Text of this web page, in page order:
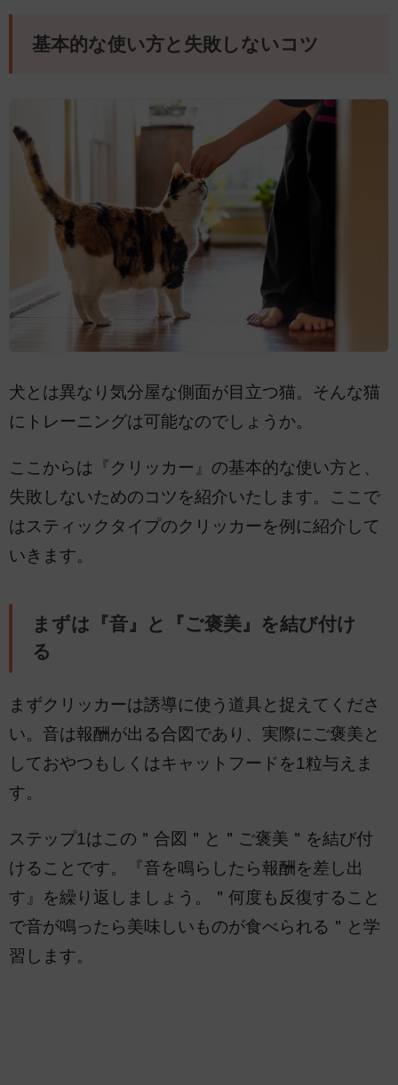
基本的な使い方と失敗しないコツ
犬とは異なり気分屋な側面が目立つ猫。そんな猫
にトレーニングは可能なのでしょうか。
ここからは『クリッカー』の基本的な使い方と、
失敗しないためのコツを紹介いたします。ここで
はスティックタイプのクリッカーを例に紹介して
いきます。
まずは『音』と『ご褒美』を結び付け
る
まずクリッカーは誘導に使う道具と捉えてくださ
い。音は報酬が出る合図であり、実際にご褒美と
しておやつもしくはキャットフードを1粒与えま
す。
ステップ1はこの＂合図＂と＂ご褒美＂を結び付
けることです。『音を鳴らしたら報酬を差し出
す』を繰り返しましょう。＂何度も反復すること
で音が鳴ったら美味しいものが食べられる＂と学
習します。